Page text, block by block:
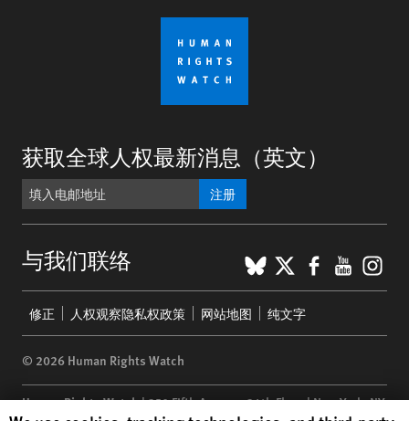
获取全球人权最新消息（英文）
注册
与我们联络 BlueSky
X
menu
修正 人权观察隐私权政策 网站地图 纯文字
© 2026 Human Rights Watch
Human Rights Watch| 350 Fifth Avenue, 34th Floor | New York,NY